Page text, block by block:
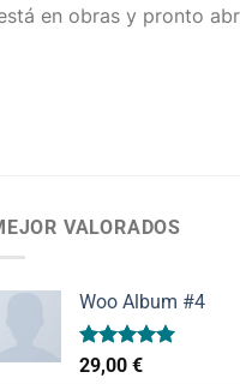
en obras y pronto
VALORADOS
Woo Album #4
Valorado
29,00 €